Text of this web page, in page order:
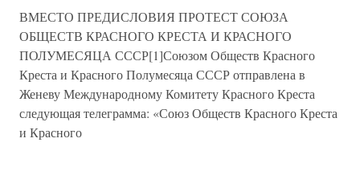
ВМЕСТО ПРЕДИСЛОВИЯ ПРОТЕСТ СОЮЗА
ОБЩЕСТВ КРАСНОГО КРЕСТА И КРАСНОГО
ПОЛУМЕСЯЦА СССР[1]Союзом Обществ Красного
Креста и Красного Полумесяца СССР отправлена в
Женеву Международному Комитету Красного Креста
следующая телеграмма: «Союз Обществ Красного Креста
и Красного